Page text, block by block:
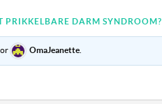
PRIKKELBARE DARM SYNDROOM?
OmaJeanette